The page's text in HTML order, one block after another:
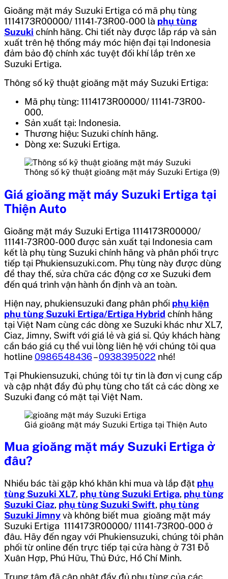
Gioăng mặt máy Suzuki Ertiga có mã phụ tùng
1114173R00000/ 11141-73R00-000 là phụ tùng
Suzuki chính hãng. Chi tiết này được lắp ráp và sản
xuất trên hệ thống máy móc hiện đại tại Indonesia
đảm bảo độ chính xác tuyệt đối khí lắp trên xe
Suzuki Ertiga.
Thông số kỹ thuật gioăng mặt máy Suzuki Ertiga:
Mã phụ tùng: 1114173R00000/ 11141-73R00-
000.
Sản xuất tại: Indonesia.
Thương hiệu: Suzuki chính hãng.
Dòng xe: Suzuki Ertiga.
Thông số kỹ thuật gioăng mặt máy Suzuki Ertiga (9)
Giá gioăng mặt máy Suzuki Ertiga tại
Thiện Auto
Gioăng mặt máy Suzuki Ertiga 1114173R00000/
11141-73R00-000được sản xuất tại Indonesia cam
kết là phụ tùng Suzuki chính hãng và phân phối trực
tiếp tại Phukiensuzuki.com. Phụ tùng này được dùng
để thay thế, sửa chữa các động cơ xe Suzuki đem
đến quá trình vận hành ổn định và an toàn.
Hiện nay, phukiensuzuki đang phân phối phụ kiện
phụ tùng Suzuki Ertiga/Ertiga Hybrid chính hãng
tại Việt Nam cùng các dòng xe Suzuki khác như XL7,
Ciaz, Jimny, Swift với giá lẻ và giá sỉ. Qúy khách hàng
cần báo giá cụ thể vui lòng liên hệ với chúng tôi qua
hotline0986548436–0938395022 nhé!
Tại Phukiensuzuki, chúng tôi tự tin là đơn vị cung cấp
và cập nhật đầy đủ phụ tùng cho tất cả các dòng xe
Suzuki đang có mặt tại Việt Nam.
Giá gioăng mặt máy Suzuki Ertiga tại Thiện Auto
Mua gioăng mặt máy Suzuki Ertiga ở
đâu?
Nhiều bác tài gặp khó khăn khi mua và lắp đặt phụ
tùng Suzuki XL7, phụ tùng Suzuki Ertiga, phụ tùng
Suzuki Ciaz, phụ tùng Suzuki Swift, phụ tùng
Suzuki Jimnyvà không biết mua gioăng mặt máy
Suzuki Ertiga 1114173R00000/ 11141-73R00-000ở
đâu. Hãy đến ngay với Phukiensuzuki, chúng tôi phân
phối từ online đến trực tiếp tại cửa hàng ở 731 Đỗ
Xuân Hợp, Phú Hữu, Thủ Đức, Hồ Chí Minh.